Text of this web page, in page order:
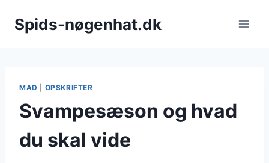
Spids-nøgenhat.dk
MAD OPSKRIFTER
Svampesæson og hvad
du skal vide